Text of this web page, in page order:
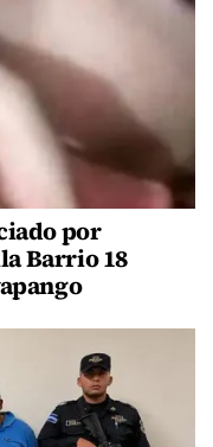
por
Barrio 18